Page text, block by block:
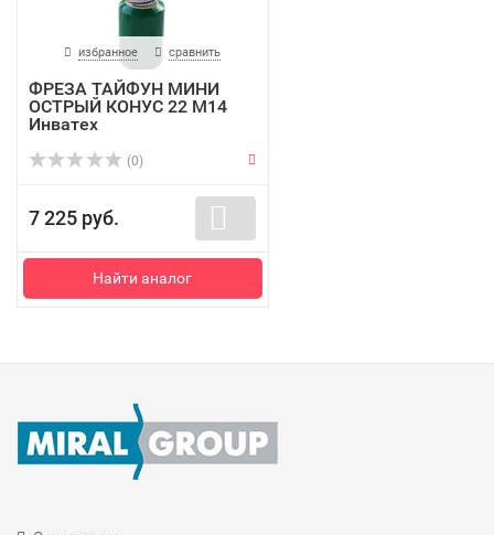
избранное сравнить
ФРЕЗА ТАЙФУН МИНИ
ОСТРЫЙ КОНУС 22 М14
Инватех
(0)
7 225 руб.
Найти аналог